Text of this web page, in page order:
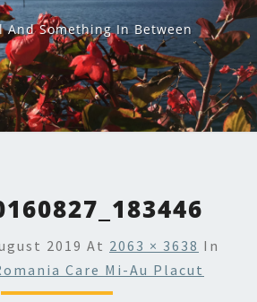
And Something In Between
2019 At 2063 × 3638 In
Care Mi-Au Placut